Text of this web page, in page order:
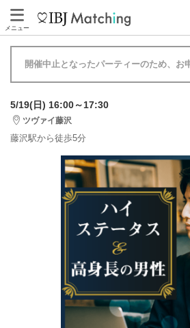
メニュー
開催中止となったパーティーのため、お
5/19(日) 16:00～17:30
ツヴァイ藤沢
藤沢駅から徒歩5分